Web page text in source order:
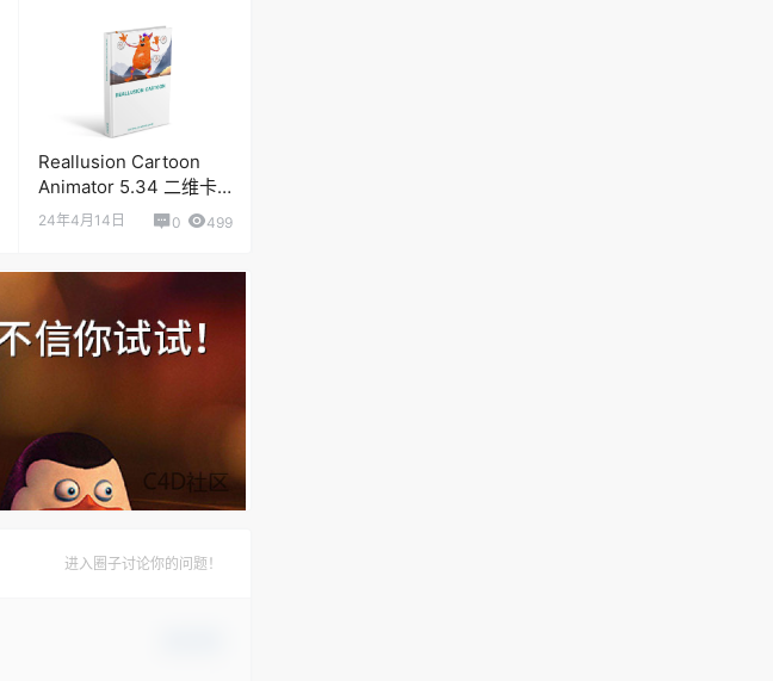
Reallusion Cartoon
Animator 5.34 二维卡
通动画软件
24年4月14日 0 499
进入圈子讨论你的问题！